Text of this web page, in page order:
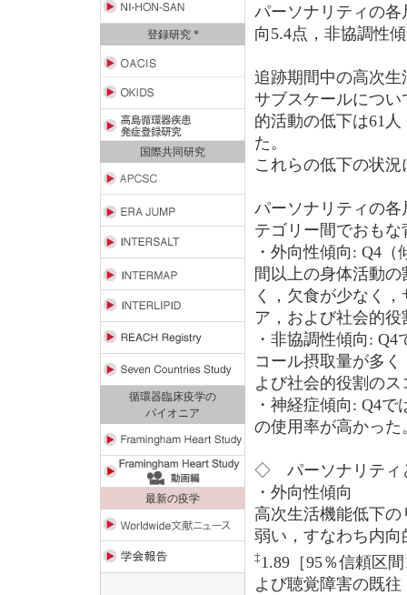
登録研究 *
国際共同研究
循環器臨床疫学の
パイオニア
最新の疫学
パーソナリティの
向5.4点，非協調性
追跡期間中の高次生
サブスケールについ
的活動の低下は61
た。
これらの低下の状
パーソナリティの
テゴリー間でおも
・外向性傾向: Q4
間以上の身体活動
く，欠食が少なく
ア，および社会的
・非協調性傾向:
コール摂取量が多
よび社会的役割の
・神経症傾向: Q4
の使用率が高かった
◇ パーソナリティ
・外向性傾向
高次生活機能低下
弱い，すなわち内
‡1.89［95％信頼区
よび聴覚障害の既